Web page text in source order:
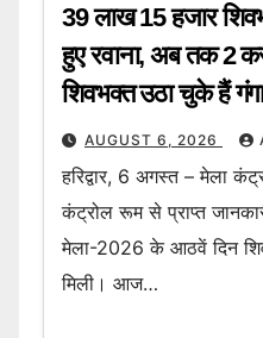
39 लाख 15 हजार
हुए रवाना, अब तक 2
शिवभक्त उठा चुके हैं
AUGUST 6, 2026
हरिद्वार, 6 अगस्त – मेला
कंट्रोल रूम से प्राप्त
मेला-2026 के आठवें दिन
मिली। आज…